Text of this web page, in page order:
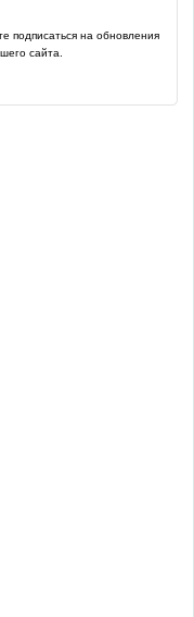
подписаться на обновления
сайта.